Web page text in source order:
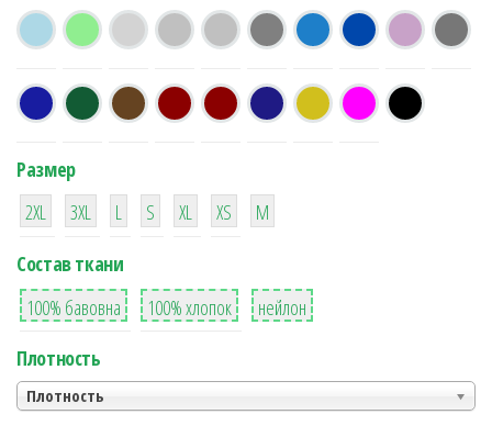
Размер
38
2XL
16
3XL
42
L
42
S
42
XL XS
М
Состав ткани
8
100% бавовна
36
100% хлопок
2
нейлон
Плотность
Плотность